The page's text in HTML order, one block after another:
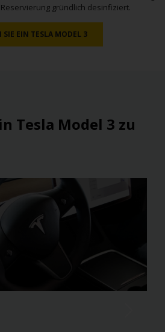
gründlich desinfiziert.
SIE EIN TESLA MODEL 3
Tesla Model 3 zu